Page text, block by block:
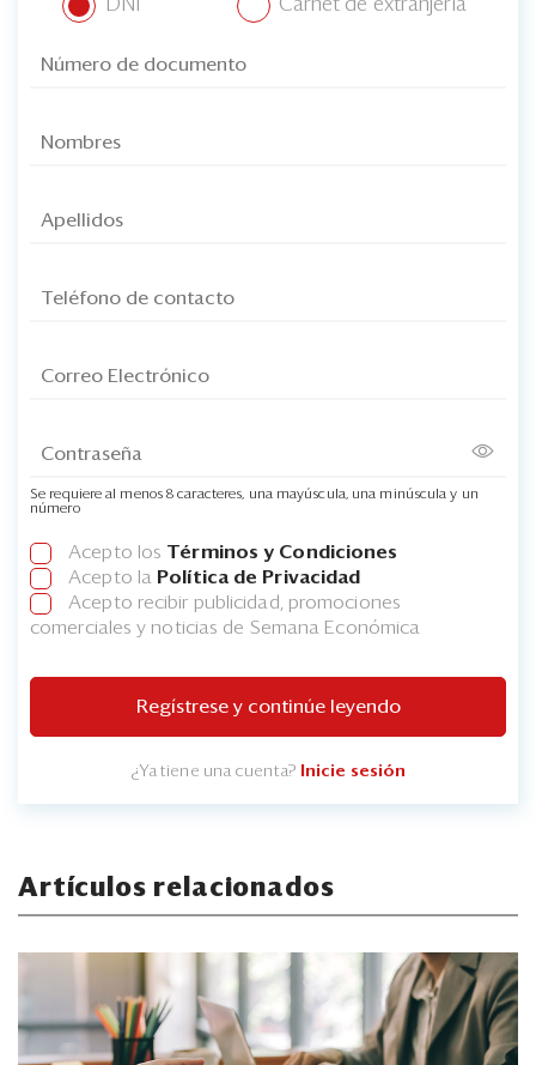
DNI Carnet de extranjería
Se requiere al menos 8 caracteres, una mayúscula, una minúscula y un
número
Acepto los Términos y Condiciones
Acepto la Política de Privacidad
Acepto recibir publicidad, promociones
comerciales y noticias de Semana Económica
Regístrese y continúe leyendo
¿Ya tiene una cuenta? Inicie sesión
Artículos relacionados